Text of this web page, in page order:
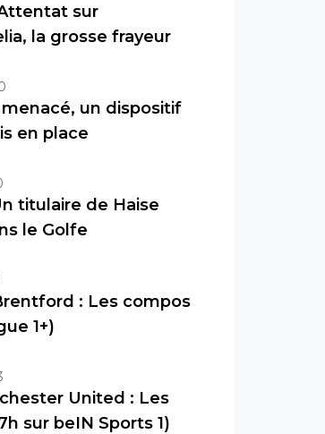
sur
la grosse frayeur
un dispositif
en place
titulaire de Haise
le Golfe
: Les compos
1+)
United : Les
sur beIN Sports 1)